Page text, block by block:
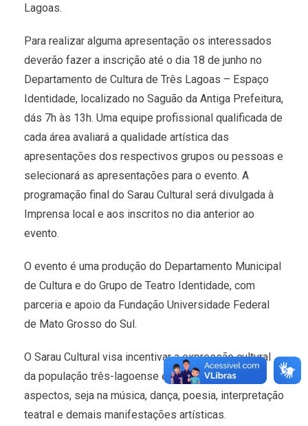
Lagoas.
Para realizar alguma apresentação os interessados
deverão fazer a inscrição até o dia 18 de junho no
Departamento de Cultura de Três Lagoas – Espaço
Identidade, localizado no Saguão da Antiga Prefeitura,
dás 7h às 13h. Uma equipe profissional qualificada de
cada área avaliará a qualidade artística das
apresentações dos respectivos grupos ou pessoas e
selecionará as apresentações para o evento. A
programação final do Sarau Cultural será divulgada à
Imprensa local e aos inscritos no dia anterior ao
evento.
O evento é uma produção do Departamento Municipal
de Cultura e do Grupo de Teatro Identidade, com
parceria e apoio da Fundação Universidade Federal
de Mato Grosso do Sul.
O Sarau Cultural visa incentivar a expressão cultural
da população três-lagoense em todos seus
aspectos, seja na música, dança, poesia, interpretação
teatral e demais manifestações artísticas.